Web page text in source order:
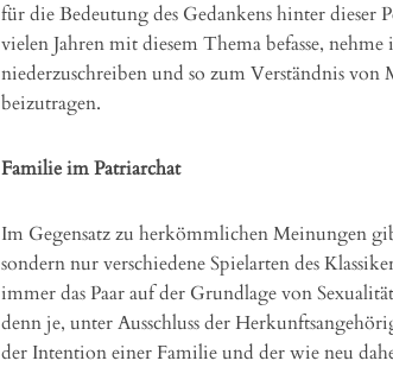
für die Bedeutung des Gedankens hinter
vielen Jahren mit diesem Thema befasse,
niederzuschreiben und so zum Verständnis
beizutragen.
Familie im Patriarchat
Im Gegensatz zu herkömmlichen Meinungen
sondern nur verschiedene Spielarten des
immer das Paar auf der Grundlage von
denn je, unter Ausschluss der
der Intention einer Familie und der wie neu